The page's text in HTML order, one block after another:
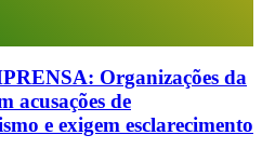
Organizações da
acusações de
e exigem esclarecimento